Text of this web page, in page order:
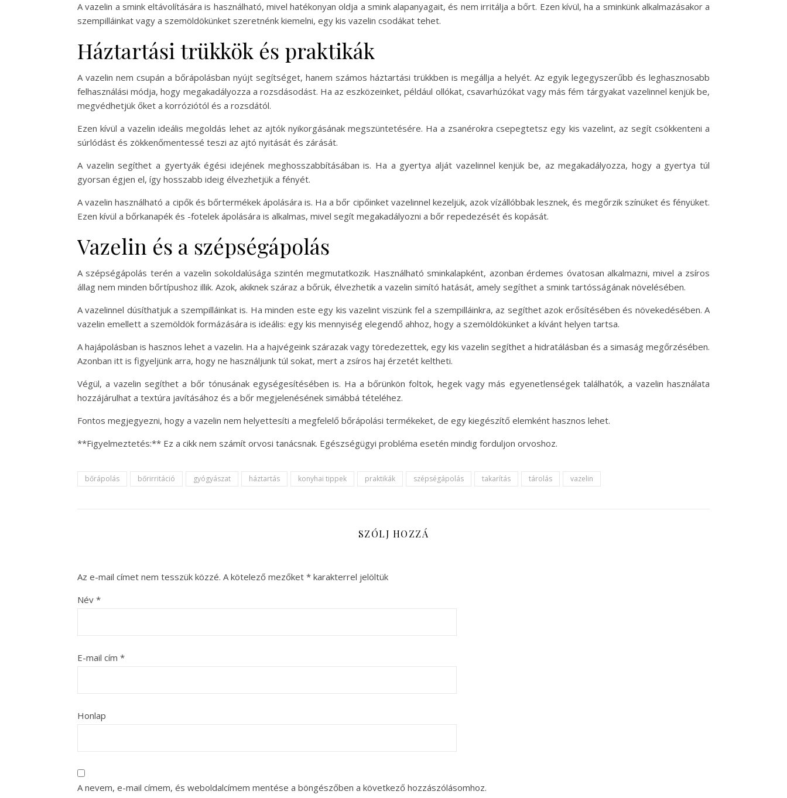
A vazelin a smink eltávolítására is használható, mivel hatékonyan oldja a smink alapanyagait, és nem irritálja a bőrt. Ezen kívül, ha a sminkünk alkalmazásakor a
szempilláinkat vagy a szemöldökünket szeretnénk kiemelni, egy kis vazelin csodákat tehet.
Háztartási trükkök és praktikák
A vazelin nem csupán a bőrápolásban nyújt segítséget, hanem számos háztartási trükkben is megállja a helyét. Az egyik legegyszerűbb és leghasznosabb
felhasználási módja, hogy megakadályozza a rozsdásodást. Ha az eszközeinket, például ollókat, csavarhúzókat vagy más fém tárgyakat vazelinnel kenjük be,
megvédhetjük őket a korróziótól és a rozsdától.
Ezen kívül a vazelin ideális megoldás lehet az ajtók nyikorgásának megszüntetésére. Ha a zsanérokra csepegtetsz egy kis vazelint, az segít csökkenteni a
súrlódást és zökkenőmentessé teszi az ajtó nyitását és zárását.
A vazelin segíthet a gyertyák égési idejének meghosszabbításában is. Ha a gyertya alját vazelinnel kenjük be, az megakadályozza, hogy a gyertya túl
gyorsan égjen el, így hosszabb ideig élvezhetjük a fényét.
A vazelin használható a cipők és bőrtermékek ápolására is. Ha a bőr cipőinket vazelinnel kezeljük, azok vízállóbbak lesznek, és megőrzik színüket és fényüket.
Ezen kívül a bőrkanapék és -fotelek ápolására is alkalmas, mivel segít megakadályozni a bőr repedezését és kopását.
Vazelin és a szépségápolás
A szépségápolás terén a vazelin sokoldalúsága szintén megmutatkozik. Használható sminkalapként, azonban érdemes óvatosan alkalmazni, mivel a zsíros
állag nem minden bőrtípushoz illik. Azok, akiknek száraz a bőrük, élvezhetik a vazelin simító hatását, amely segíthet a smink tartósságának növelésében.
A vazelinnel dúsíthatjuk a szempilláinkat is. Ha minden este egy kis vazelint viszünk fel a szempilláinkra, az segíthet azok erősítésében és növekedésében. A
vazelin emellett a szemöldök formázására is ideális: egy kis mennyiség elegendő ahhoz, hogy a szemöldökünket a kívánt helyen tartsa.
A hajápolásban is hasznos lehet a vazelin. Ha a hajvégeink szárazak vagy töredezettek, egy kis vazelin segíthet a hidratálásban és a simaság megőrzésében.
Azonban itt is figyeljünk arra, hogy ne használjunk túl sokat, mert a zsíros haj érzetét keltheti.
Végül, a vazelin segíthet a bőr tónusának egységesítésében is. Ha a bőrünkön foltok, hegek vagy más egyenetlenségek találhatók, a vazelin használata
hozzájárulhat a textúra javításához és a bőr megjelenésének simábbá tételéhez.
Fontos megjegyezni, hogy a vazelin nem helyettesíti a megfelelő bőrápolási termékeket, de egy kiegészítő elemként hasznos lehet.
**Figyelmeztetés:** Ez a cikk nem számít orvosi tanácsnak. Egészségügyi probléma esetén mindig forduljon orvoshoz.
bőrápolás bőrirritáció gyógyászat háztartás konyhai tippek praktikák szépségápolás takarítás tárolás vazelin
SZÓLJ HOZZÁ
Az e-mail címet nem tesszük közzé. A kötelező mezőket * karakterrel jelöltük
Név *
E-mail cím *
Honlap
A nevem, e-mail címem, és weboldalcímem mentése a böngészőben a következő hozzászólásomhoz.